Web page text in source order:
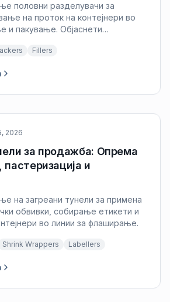
половни разделувачи за
на проток на контејнери во
и пакување. Објаснети
Fillers
2026
за продажба: Опрема
и
на загреани тунели за примена
обвивки, собирање етикети и
во линии за флаширање.
Shrink Wrappers Labellers